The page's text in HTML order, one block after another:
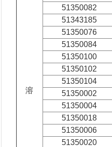
溶
51350082
51343185
51350076
51350084
51350100
51350102
51350104
51350002
51350004
51350018
51350006
51350020